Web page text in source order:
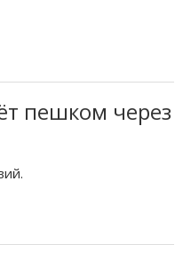
пешком через